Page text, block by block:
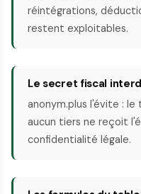
réintégrations,
restent exploitables.
Le secret fiscal
anonym.plus l'évite :
aucun tiers ne reçoit
confidentialité légale.